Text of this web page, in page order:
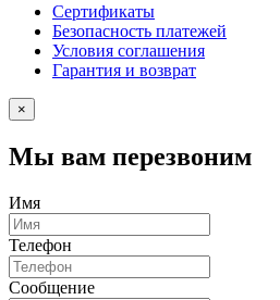
Сертификаты
Безопасность платежей
Условия соглашения
Гарантия и возврат
×
Мы вам перезвоним
Имя
Телефон
Сообщение